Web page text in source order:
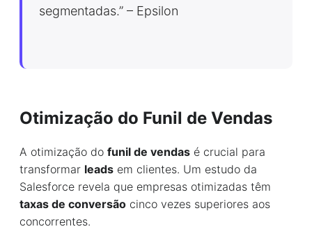
segmentadas.” – Epsilon
Otimização do Funil de Vendas
A otimização do funil de vendas é crucial para
transformar leads em clientes. Um estudo da
Salesforce revela que empresas otimizadas têm
taxas de conversão cinco vezes superiores aos
concorrentes.